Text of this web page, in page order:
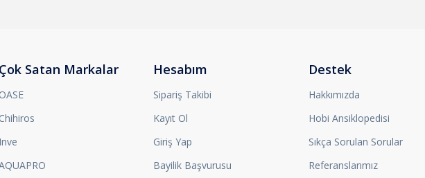
Çok Satan Markalar
OASE
Chihiros
Inve
Hesabım
Sipariş Takibi
Kayıt Ol
Giriş Yap
Bayilik Başvurusu
Destek
Hakkımızda
Hobi Ansiklopedisi
Sıkça Sorulan Sorular
Referanslarımız